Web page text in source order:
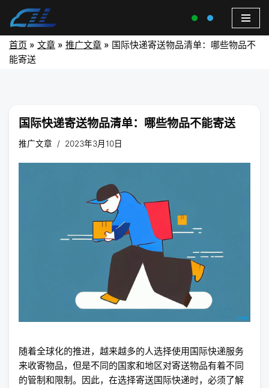
首页 » 文章 » 推广文章 » 国际快递寄送物品清单：哪些物品不
能寄送
国际快递寄送物品清单：哪些物品不能寄送
推广文章 2023年3月10日
随着全球化的推进，越来越多的人选择使用国际快递服务
来收寄物品，但是不同的国家和地区对寄送物品有着不同
的管制和限制。因此，在选择寄送国际快递时，必须了解